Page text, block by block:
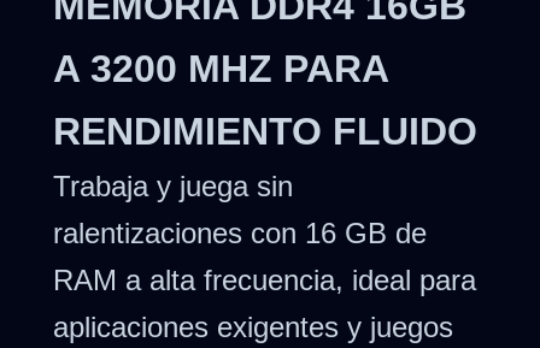
A 3200 MHZ PARA
RENDIMIENTO FLUIDO
Trabaja y juega sin
ralentizaciones con 16 GB de
RAM a alta frecuencia, ideal para
aplicaciones exigentes y juegos